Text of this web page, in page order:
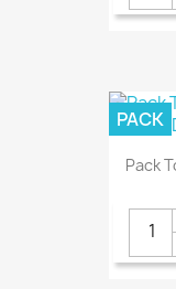
Pack
PACK